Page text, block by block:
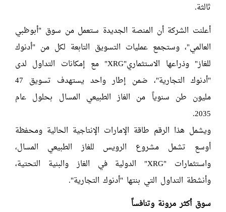
ثالثة.
أعلنت الشركة أن المنصة الجديدة ستعمل من سوق "أبوظبي
العالمي"، وستجمع عمليات التسويق التابعة لكل من "أدنوك
للغاز" وذراعها الاستثماري"XRG" مع إمكانات التداول لدى
"أدنوك التجارية"، ضمن إطار واحد يستهدف تسويق 47
مليون طن سنوياً من الغاز الطبيعي المسال بحلول عام
2035.
ويشمل هذا الرقم طاقة الإمارات الإنتاجية الحالية ومحفظة
أوسع تشمل مشروع الرويس للغاز الطبيعي المسال،
واستثمارات "XRG" الدولية في الغاز والبنية التحتية،
وأنشطة التداول التي بنتها "أدنوك التجارية".
سوق أكثر مرونة وتنافساً